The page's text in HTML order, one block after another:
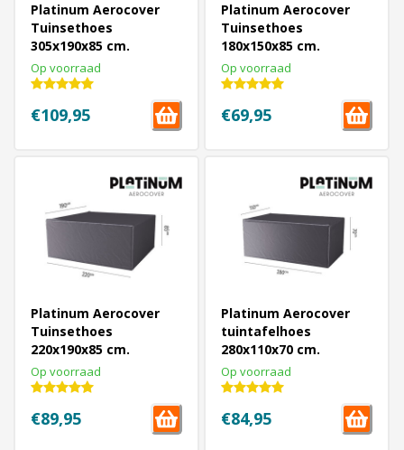
Platinum Aerocover
Tuinsethoes
305x190x85 cm.
Op voorraad
€109,95
Platinum Aerocover
Tuinsethoes
180x150x85 cm.
Op voorraad
€69,95
Platinum Aerocover
Tuinsethoes
220x190x85 cm.
Op voorraad
€89,95
Platinum Aerocover
tuintafelhoes
280x110x70 cm.
Op voorraad
€84,95